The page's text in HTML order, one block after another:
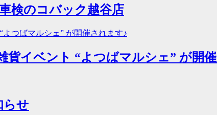
検のコバック越谷店
貨イベント “よつばマルシェ” が開
らせ